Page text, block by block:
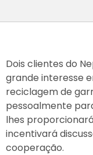
Dois clientes do
grande interesse
reciclagem de
pessoalmente
lhes
incentivará
cooperação.